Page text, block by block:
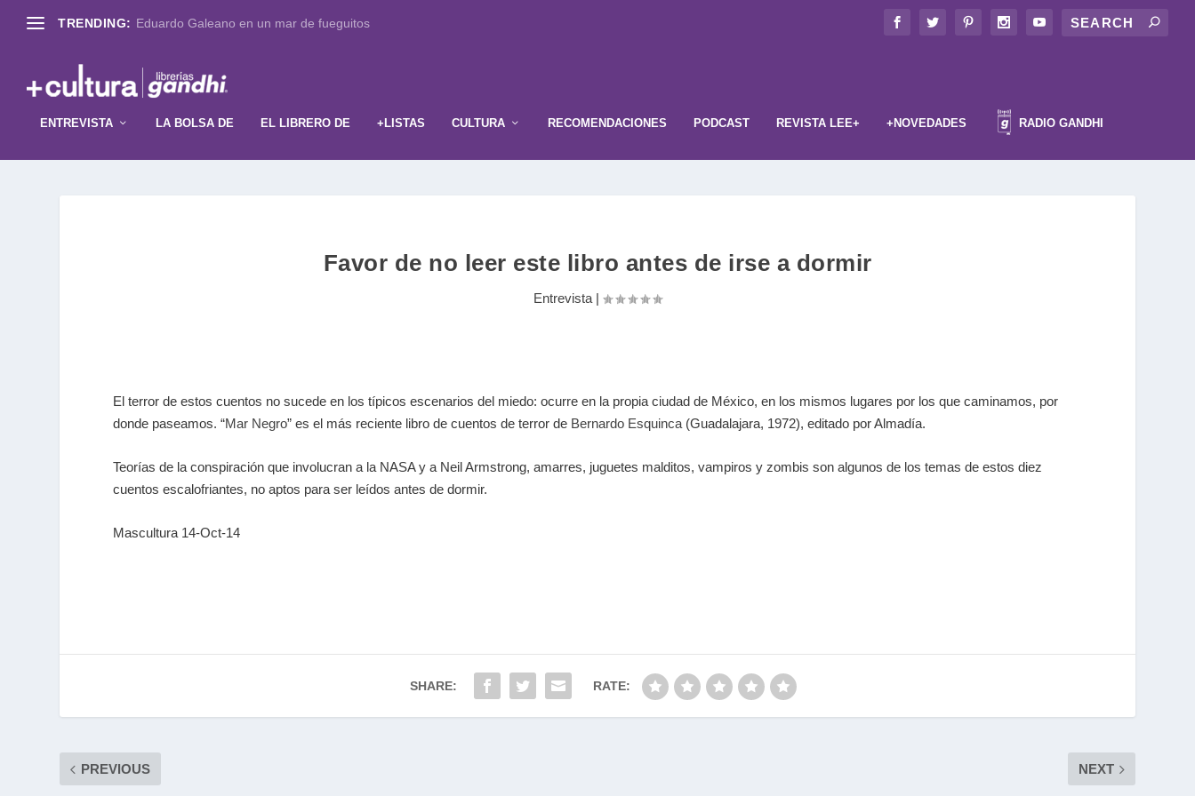
TRENDING: Eduardo Galeano en un mar de fueguitos
ENTREVISTA LA BOLSA DE EL LIBRERO DE +LISTAS CULTURA RECOMENDACIONES PODCAST REVISTA LEE+ +NOVEDADES RADIO GANDHI
Favor de no leer este libro antes de irse a dormir
Entrevista|
El terror de estos cuentos no sucede en los típicos escenarios del miedo: ocurre en la propia ciudad de México, en los mismos lugares por los que caminamos, por
donde paseamos. “Mar Negro” es el más reciente libro de cuentos de terror de Bernardo Esquinca(Guadalajara, 1972), editado por Almadía.
Teorías de la conspiración que involucran a la NASA y a Neil Armstrong, amarres, juguetes malditos, vampiros y zombis son algunos de los temas de estos diez
cuentos escalofriantes, no aptos para ser leídos antes de dormir.
Mascultura 14-Oct-14
SHARE: RATE:
PREVIOUS NEXT